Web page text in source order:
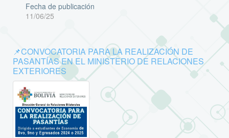
Fecha de publicación
11/06/25
📌CONVOCATORIA PARA LA REALIZACIÓN DE
PASANTÍAS EN EL MINISTERIO DE RELACIONES
EXTERIORES